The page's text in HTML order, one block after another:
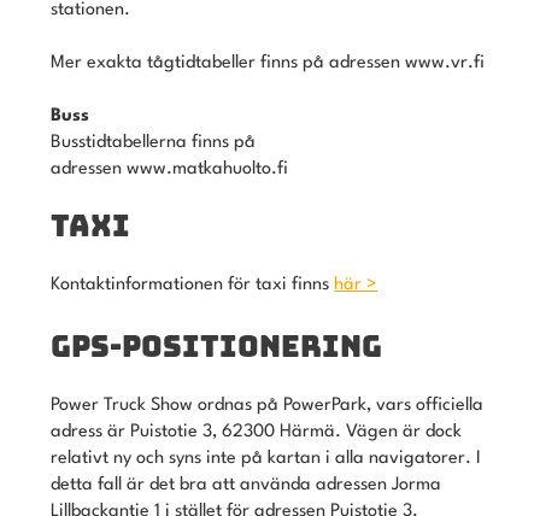
stationen.
Mer exakta tågtidtabeller finns på adressen www.vr.fi
Buss
Busstidtabellerna finns på
adressen www.matkahuolto.fi
TAXI
Kontaktinformationen för taxi finnshär >
GPS-POSITIONERING
Power Truck Show ordnas på PowerPark, vars officiella
adress är Puistotie 3, 62300 Härmä. Vägen är dock
relativt ny och syns inte på kartan i alla navigatorer. I
detta fall är det bra att använda adressen Jorma
Lillbackantie 1 i stället för adressen Puistotie 3.